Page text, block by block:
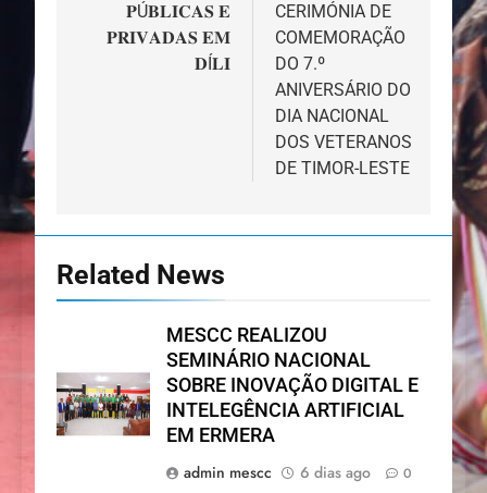
𝐏Ú𝐁𝐋𝐈𝐂𝐀𝐒 𝐄
𝐏𝐑𝐈𝐕𝐀𝐃𝐀𝐒 𝐄𝐌
𝐃Í𝐋𝐈
CERIMÓNIA DE
COMEMORAÇÃO
DO 7.º
ANIVERSÁRIO DO
DIA NACIONAL
DOS VETERANOS
DE TIMOR-LESTE
Related News
MESCC REALIZOU
SEMINÁRIO NACIONAL
SOBRE INOVAÇÃO DIGITAL E
INTELEGÊNCIA ARTIFICIAL
EM ERMERA
admin mescc
6 dias ago 0